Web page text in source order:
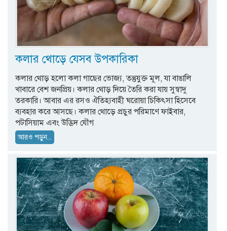
কলার থোড়ে যেসব উপকারিকা
কলার থোড় হলো কলা গাছের ভোজ্য, তন্তুযুক্ত মূল, যা বাঙালি
খাবারে বেশ জনপ্রিয়। কলার থোড় দিয়ে তৈরি করা যায় সুস্বাদু
তরকারি। আবার এর রসও ঐতিহ্যবাহী ঘরোয়া চিকিৎসা হিসেবে
ব্যবহার করে আসছে। কলার থোড়ে প্রচুর পরিমাণে ফাইবার,
পটাসিয়াম এবং উদ্ভিদ যৌগ
আরও পড়ুন...